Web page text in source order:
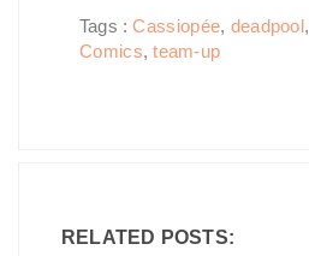
Tags :Cassiopée, deadpool,
Comics,team-up
RELATED POSTS: